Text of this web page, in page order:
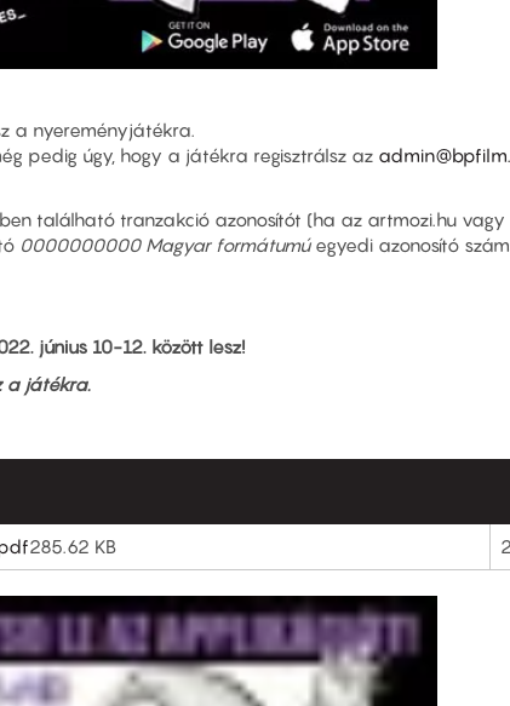
a nyereményjátékra.
pedig úgy, hogy a játékra regisztrálsz az
található tranzakció azonosítót (ha az artmozi.hu vagy
0000000000 Magyar formátumúegyedi azonosító
június 10-12. között lesz!
a játékra.
285.62 KB